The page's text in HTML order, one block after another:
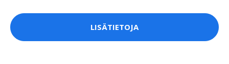
LISÄTIETOJA